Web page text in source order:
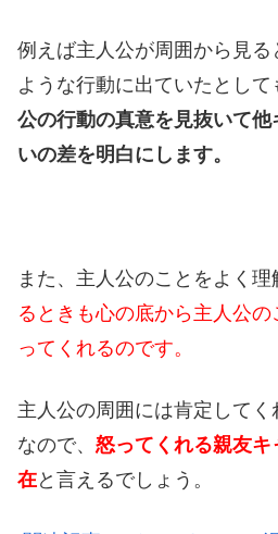
例えば主人公が周囲から見
ような行動に出ていたとして
公の行動の真意を見抜いて
いの差を明白にします。
また、主人公のことをよく
るときも心の底から主人公
ってくれるのです。
主人公の周囲には肯定して
なので、 怒ってくれる親友
在と言えるでしょう。